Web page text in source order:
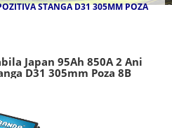
STANGA D31 305MM POZA
Japan 95Ah 850A 2 Ani
D31 305mm Poza 8B